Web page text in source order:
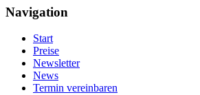
Navigation
Start
Preise
Newsletter
News
Termin vereinbaren